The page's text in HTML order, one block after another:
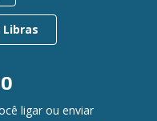
ligar ou enviar